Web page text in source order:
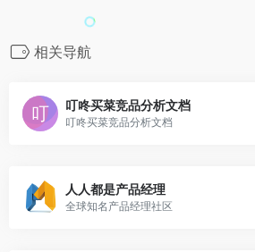
相关导航
叮咚买菜竞品分析文档
叮咚买菜竞品分析文档
人人都是产品经理
全球知名产品经理社区